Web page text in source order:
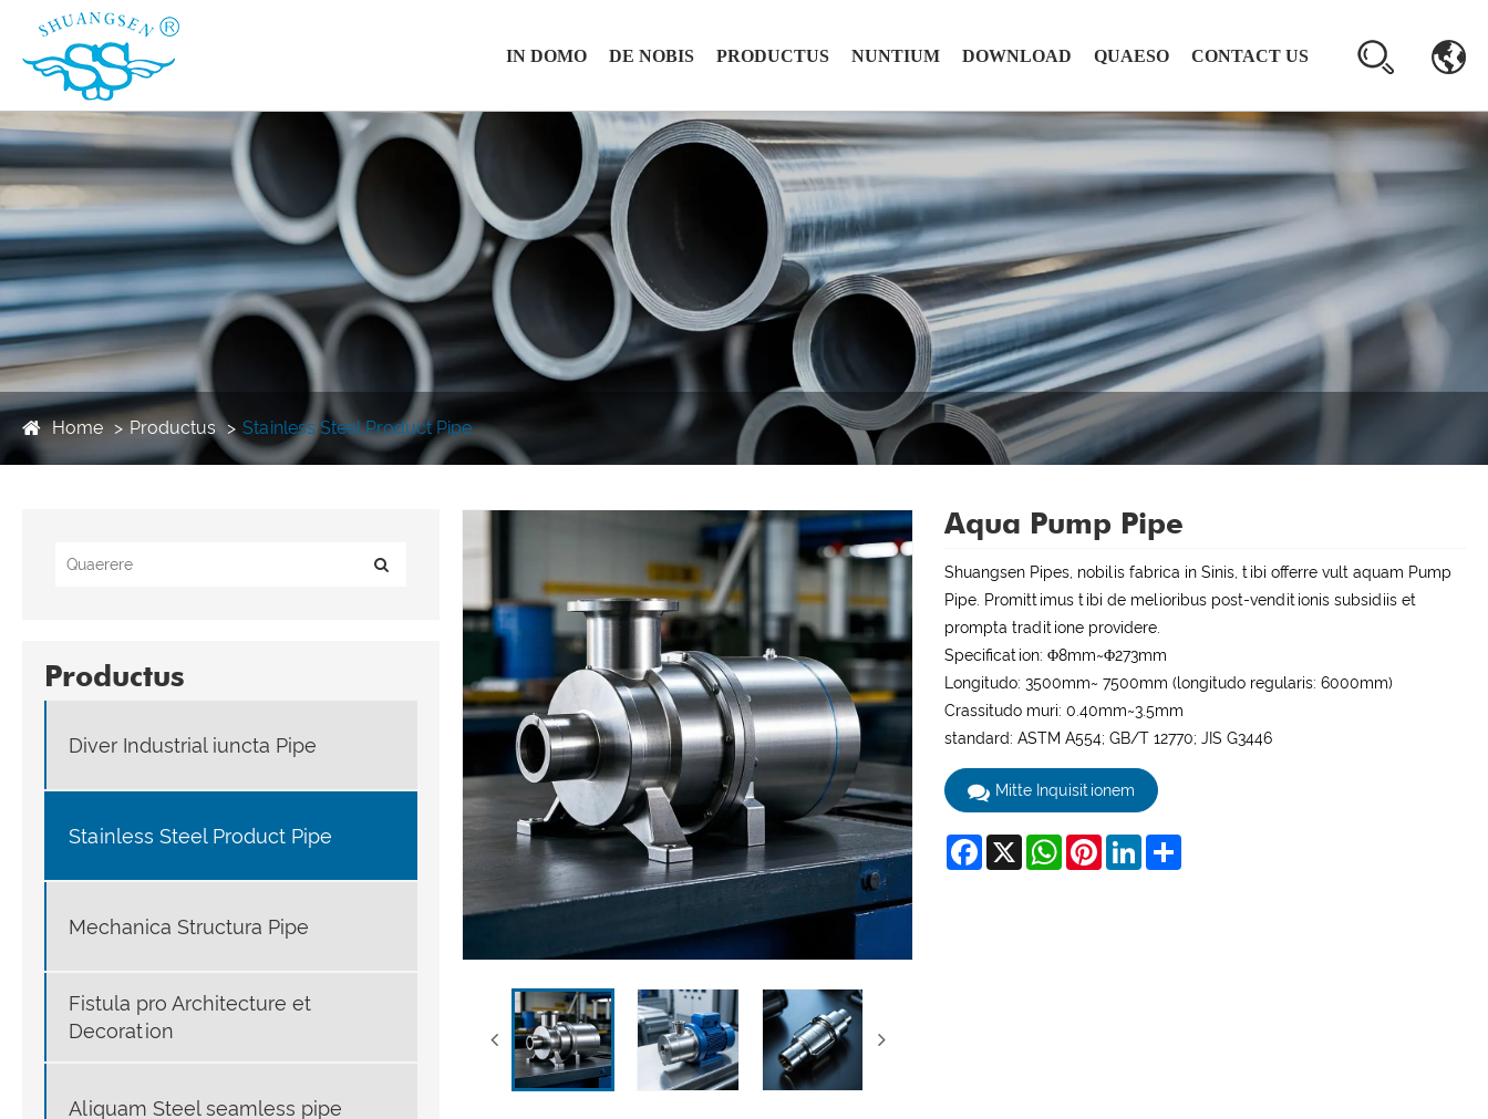
IN DOMO DE NOBIS PRODUCTUS NUNTIUM DOWNLOAD QUAESO CONTACT US
Home Productus Stainless Steel Product Pipe
Productus
Diver Industrial iuncta Pipe
Stainless Steel Product Pipe
Mechanica Structura Pipe
Fistula pro Architecture et
Decoration
Aliquam Steel seamless pipe
Aqua Pump Pipe
Shuangsen Pipes, nobilis fabrica in Sinis, tibi offerre vult aquam Pump
Pipe. Promittimus tibi de melioribus post-venditionis subsidiis et
prompta traditione providere.
Specification: Φ8mm~Φ273mm
Longitudo: 3500mm~ 7500mm (longitudo regularis: 6000mm)
Crassitudo muri: 0.40mm~3.5mm
standard: ASTM A554; GB/T 12770; JIS G3446
Mitte Inquisitionem
Facebook
X WhatsAppPinterestLinkedInShare